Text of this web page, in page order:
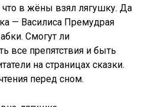
в жёны взял лягушку. Да
— Василиса Премудрая
Смогут ли
все препятствия и быть
на страницах сказки.
перед сном.